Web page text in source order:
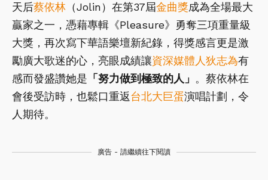
天后蔡依林 （Jolin）在第37屆金曲獎成為全場最大
贏家之一，憑藉專輯《Pleasure》勇奪三項重量級
大獎，再次寫下華語樂壇新紀錄，得獎感言更是激
勵廣大歌迷的心，亮眼成績讓資深媒體人狄志為有
感而發盛讚她是 「努力做到極致的人」 。蔡依林在
會後受訪時，也鬆口重返台北大巨蛋演唱計劃，令
人期待。
廣告 - 請繼續往下閱讀